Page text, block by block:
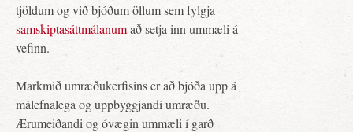
tjöldum og við bjóðum öllum sem fylgja
samskiptasáttmálanumað setja inn ummæli á
vefinn.
Markmið umræðukerfisins er að bjóða upp á
málefnalega og uppbyggjandi umræðu.
Ærumeiðandi og óvægin ummæli í garð